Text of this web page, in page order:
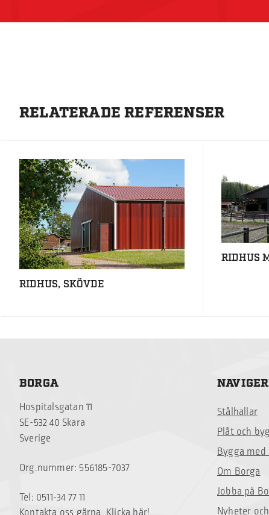
RELATERADE REFERENSER
RIDHUS, SKÖVDE
RIDHUS
BORGA
Hospitalsgatan 11
SE-532 40 Skara
Sverige
Org.nummer: 556185-7037
Tel: 0511-34 77 11
Stålhallar
Plåt och
Bygga med
Om Borga
Jobba på
Nyheter